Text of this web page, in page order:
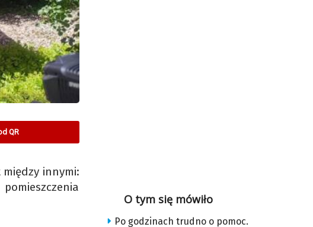
QR
innymi:
O tym się mówiło
Po godzinach trudno o pomoc.